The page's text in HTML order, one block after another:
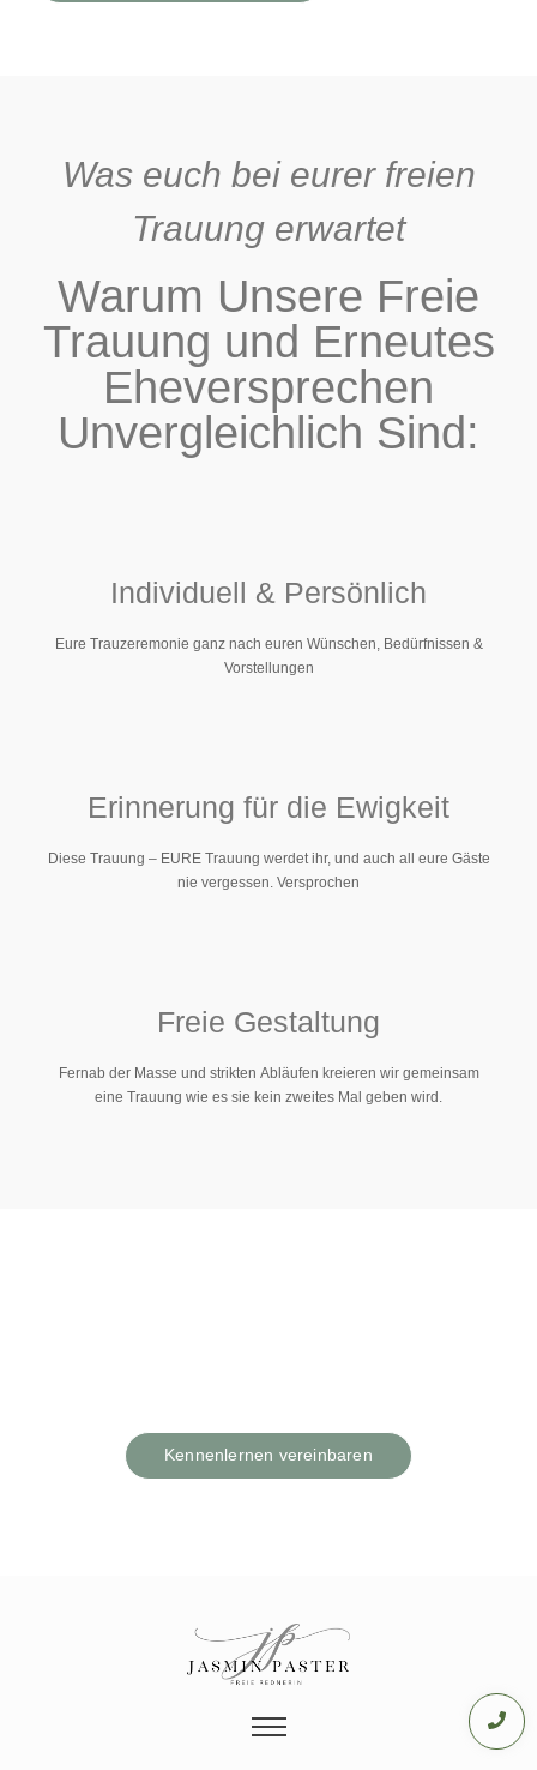
Was euch bei eurer freien
Trauung erwartet
Warum Unsere Freie
Trauung und Erneutes
Eheversprechen
Unvergleichlich Sind:
Individuell & Persönlich
Eure Trauzeremonie ganz nach euren Wünschen, Bedürfnissen &
Vorstellungen
Erinnerung für die Ewigkeit
Diese Trauung – EURE Trauung werdet ihr, und auch all eure Gäste
nie vergessen. Versprochen
Freie Gestaltung
Fernab der Masse und strikten Abläufen kreieren wir gemeinsam
eine Trauung wie es sie kein zweites Mal geben wird.
Kennenlernen vereinbaren